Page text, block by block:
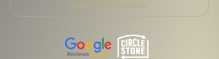
Maak een afspraak